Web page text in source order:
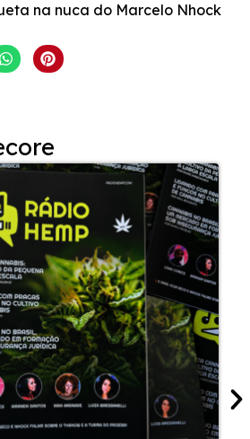
na nuca do Marcelo Nhock